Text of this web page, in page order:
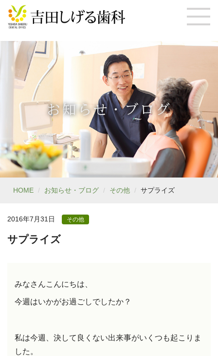
お知らせ・ブログ
HOME お知らせ・ブログ その他 サプライズ
2016年7月31日 その他
サプライズ
みなさんこんにちは、
今週はいかがお過ごしでしたか？
私は今週、決して良くない出来事がいくつも起こりま
した。